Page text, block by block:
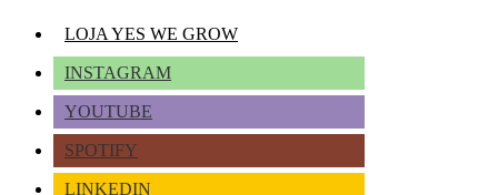
LOJA YES WE GROW
INSTAGRAM
YOUTUBE
SPOTIFY
LINKEDIN